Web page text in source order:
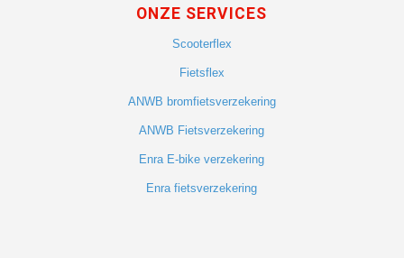
ONZE SERVICES
Scooterflex
Fietsflex
ANWB bromfietsverzekering
ANWB Fietsverzekering
Enra E-bike verzekering
Enra fietsverzekering